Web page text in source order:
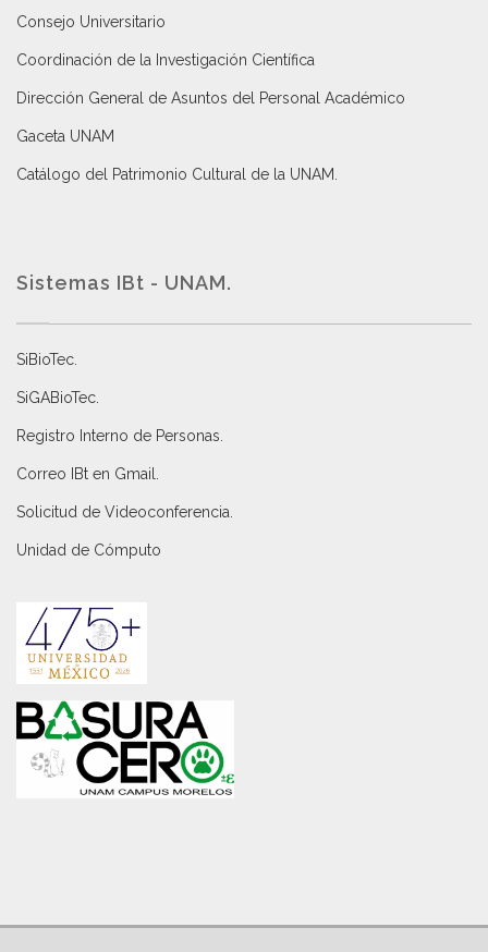
Consejo Universitario
Coordinación de la Investigación Científica
Dirección General de Asuntos del Personal Académico
Gaceta UNAM
Catálogo del Patrimonio Cultural de la UNAM.
Sistemas IBt - UNAM.
SiBioTec
SiGABioTec.
Registro Interno de Personas
Correo IBt en Gmail
Solicitud de Videoconferencia.
Unidad de Cómputo